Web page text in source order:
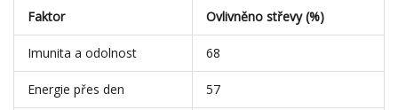
Faktor Ovlivněno střevy (%)
Imunita a odolnost 68
Energie přes den 57